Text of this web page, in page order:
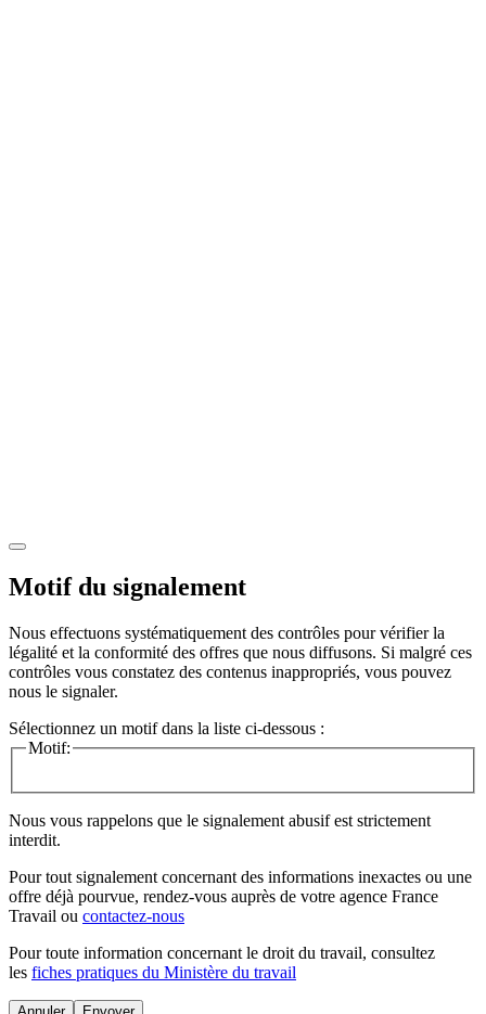
Motif du signalement
Nous effectuons systématiquement des contrôles pour vérifier la
légalité et la conformité des offres que nous diffusons. Si malgré ces
contrôles vous constatez des contenus inappropriés, vous pouvez
nous le signaler.
Sélectionnez un motif dans la liste ci-dessous :
Motif:
Nous vous rappelons que le signalement abusif est strictement
interdit.
Pour tout signalement concernant des informations inexactes ou une
offre déjà pourvue, rendez-vous auprès de votre agence France
Travail ou contactez-nous
Pour toute information concernant le droit du travail, consultez
les fiches pratiques du Ministère du travail